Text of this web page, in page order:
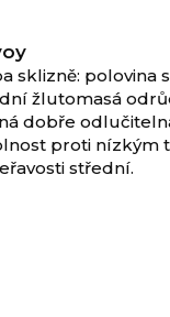
sklizně: polovina
žlutomasá
dobře
proti nízkým
střední.